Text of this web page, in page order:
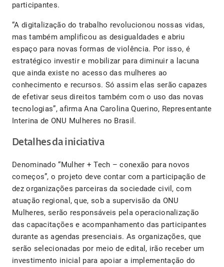
participantes.
“A digitalização do trabalho revolucionou nossas vidas,
mas também amplificou as desigualdades e abriu
espaço para novas formas de violência. Por isso, é
estratégico investir e mobilizar para diminuir a lacuna
que ainda existe no acesso das mulheres ao
conhecimento e recursos. Só assim elas serão capazes
de efetivar seus direitos também com o uso das novas
tecnologias”, afirma Ana Carolina Querino, Representante
Interina de ONU Mulheres no Brasil.
Detalhes da iniciativa
Denominado “Mulher + Tech – conexão para novos
começos”, o projeto deve contar com a participação de
dez organizações parceiras da sociedade civil, com
atuação regional, que, sob a supervisão da ONU
Mulheres, serão responsáveis pela operacionalização
das capacitações e acompanhamento das participantes
durante as agendas presenciais. As organizações, que
serão selecionadas por meio de edital, irão receber um
investimento inicial para apoiar a implementação do